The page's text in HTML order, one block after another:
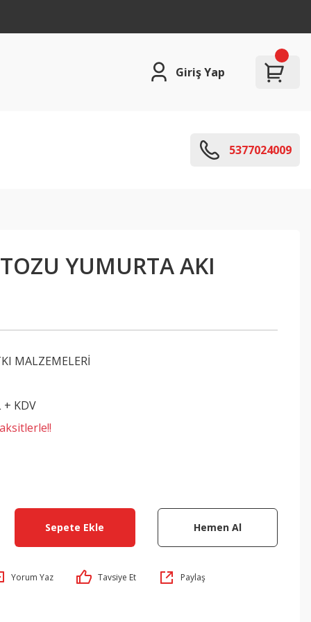
Giriş Yap
5377024009
YUMURTA AKI
MALZEMELERİ
+ KDV
Sepete Ekle Hemen Al
Yorum Yaz Tavsiye Et Paylaş